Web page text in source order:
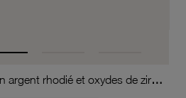
Collier en argent rhodié et oxydes de zirconium